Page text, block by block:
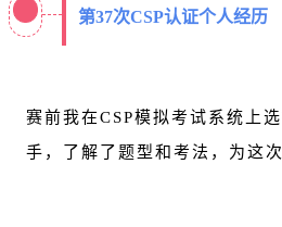
第37次CSP认证个人经历
赛前我在CSP模拟考试系统上
手，了解了题型和考法，为这